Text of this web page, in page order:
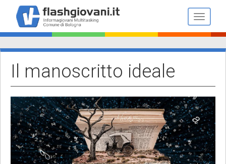
contenuto
principale
Toggle
Il manoscritto ideale